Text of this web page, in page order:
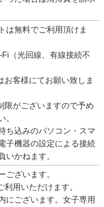
は無料でご利用頂けま
Fi（光回線、有線接続不
お客様にてお願い致しま
限がございますので予め
。
ち込みのパソコン・スマ
子機器の設定による接続
いかねます。
ございます。
用いただけます。
にございます。女子専用